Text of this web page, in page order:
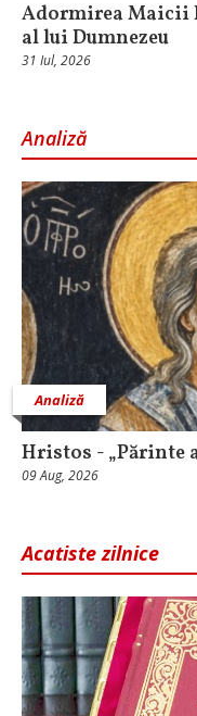
Adormirea Maicii
al lui Dumnezeu
31 Iul, 2026
Analiză
Analiză
Hristos - „Părinte
09 Aug, 2026
Acatiste zilnice